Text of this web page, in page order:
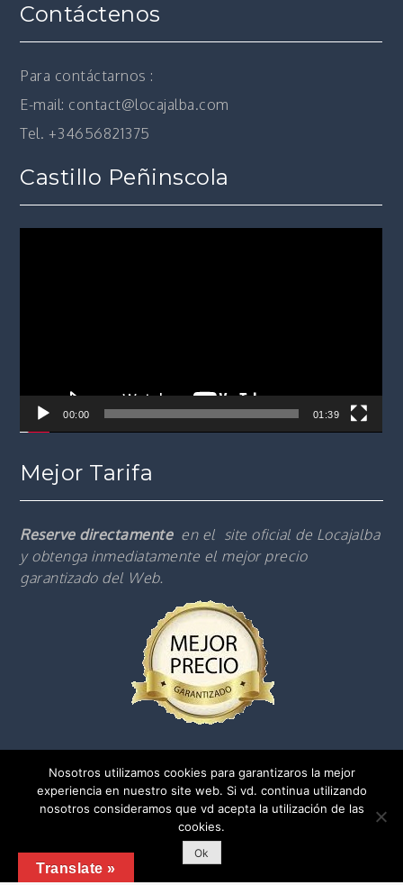
Contáctenos
Para contáctarnos :
E-mail: contact@locajalba.com
Tel. +34656821375
Castillo Peñinscola
00:00 01:39
Mejor Tarifa
Reserve directamente en el site oficial de Locajalba
y obtenga inmediatamente el mejor precio
garantizado del Web.
Copyright © 2018 | Tous droits réservés |
Menciones légales(Es)
Shark Business byShark Themes
Translate »
Nosotros utilizamos cookies para garantizaros la mejor
experiencia en nuestro site web. Si vd. continua utilizando
nosotros consideramos que vd acepta la utilización de las
cookies.
Ok